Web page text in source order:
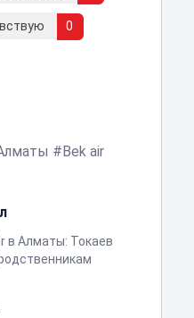
0
Bek air
в Алматы: Токаев